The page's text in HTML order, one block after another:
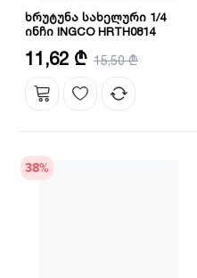
ხრუტუნა სახელური 1/4
ინჩი INGCO HRTH0814
ზომა: 1/4",45T
მასალა: CRV+ CrMo
სიგრძე: 158 მმ
11,62 ₾ 15,50 ₾
38%